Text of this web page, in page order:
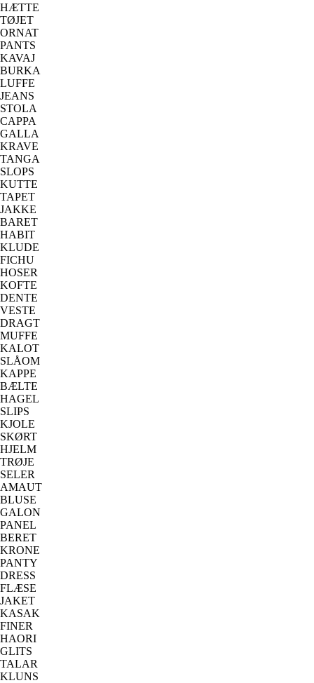
HÆTTE
TØJET
ORNAT
PANTS
KAVAJ
BURKA
LUFFE
JEANS
STOLA
CAPPA
GALLA
KRAVE
TANGA
SLOPS
KUTTE
TAPET
JAKKE
BARET
HABIT
KLUDE
FICHU
HOSER
KOFTE
DENTE
VESTE
DRAGT
MUFFE
KALOT
SLÅOM
KAPPE
BÆLTE
HAGEL
SLIPS
KJOLE
SKØRT
HJELM
TRØJE
SELER
AMAUT
BLUSE
GALON
PANEL
BERET
KRONE
PANTY
DRESS
FLÆSE
JAKET
KASAK
FINER
HAORI
GLITS
TALAR
KLUNS